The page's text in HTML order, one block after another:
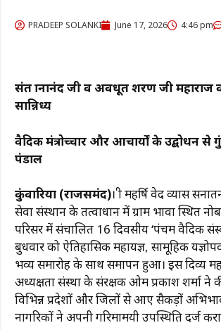
PRADEEP SOLANKI June 17, 2026 4:46 pm
संत ज्ञानानंद जी व अवधूत शरण जी महाराज
सान्निध्य
वैदिक मंत्रोच्चार और आचार्यों के उद्बोधन
पंडाल
कुंवारिया (राजसमंद)। श्री महर्षि वेद व्यास
सेवा संस्थान के तत्वाधान में ग्राम भावा स्थित
परिसर में संचालित 16 दिवसीय ‘पंचम वैदिक
बुधवार को ऐतिहासिक महायज्ञ, सामूहिक
भव्य समारोह के साथ समापन हुआ। इस दिव्य
अध्यक्षता संस्था के संरक्षक ओम प्रकाश शर्मा ने
विभिन्न प्रदेशों और जिलों से आए सैकड़ों
नागरिकों ने अपनी गरिमामयी उपस्थिति दर्ज